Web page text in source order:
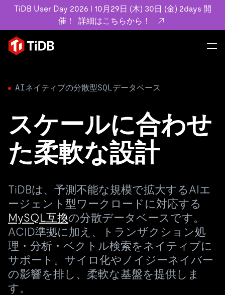
TiDB User Day 2026 l 10月29日 (木) 30日 (金) 2days 開
催！
詳細はこちらから！
プロダクト
MySQL互換の分散データベースで高可用性と水平スケー
ます。
詳細はこちら
プラン
TiDB Cloud
TiDB Self-Managed
料金
エコシステム
Integrations
TiKV
TiSpark
OSS Insight
ユースケース
事例記事
お客様事例やユーザーによる検証結果の記事などを紹介し
ています。
フィンテック
Eコマース
SaaS
ユースケース
運用インテリジェンスの活用
MySQLワークロードの近代化
リソース
学習コンテンツ
ブログ
アーカイブ動画
スライド
エンゲージメント
イベント
Developer Hub
Discord Community
PingCAP University
会社概要
規約類
基本規約、TiDBクラウドサービス契約、SLA、利用規約、
プライバシーポリシーなど、契約関連の情報を紹介しま
す。
Trust Hub
お客様のデータの機密性、可用性、安全性について紹介し
ます。
ドキュメント
ドキュメント
TiDB Cloud
TiDB
開発者ガイド
無料で始める
AIネイティブの分散型SQLデータベース
スケールに合わせ
た柔軟な設計
TiDBは、予測不能な規模で拡大するAIエ
ージェント型ワークロードに対応する
MySQL互換の分散データベースです。
ACID準拠に加え、トランザクション処
理・分析・ベクトル検索をネイティブに
サポート。サイロ化やノイジーネイバー
の影響を排し、柔軟な基盤を提供しま
す。